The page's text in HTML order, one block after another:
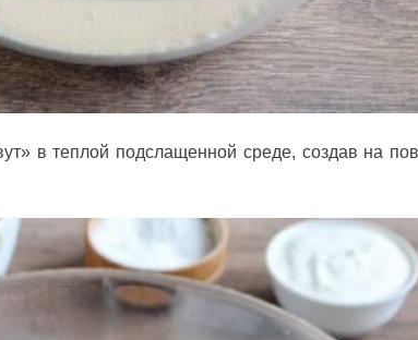
в теплой подслащенной среде, создав на